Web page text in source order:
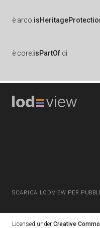
è arco:
è core:isPartOf di
SCARICA LODVIEW PER
Licensed under Creative